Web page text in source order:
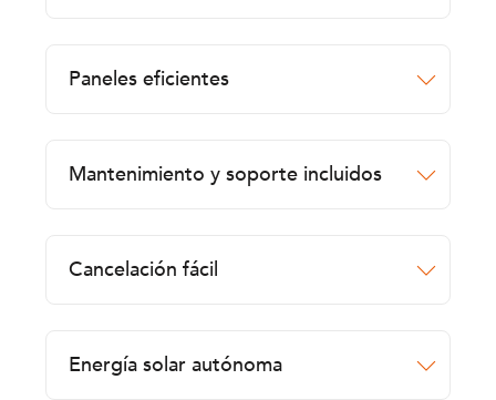
Paneles eficientes
Mantenimiento y soporte incluidos
Cancelación fácil
Energía solar autónoma